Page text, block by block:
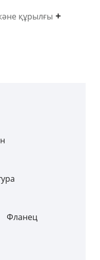
құрылғы
Фланец